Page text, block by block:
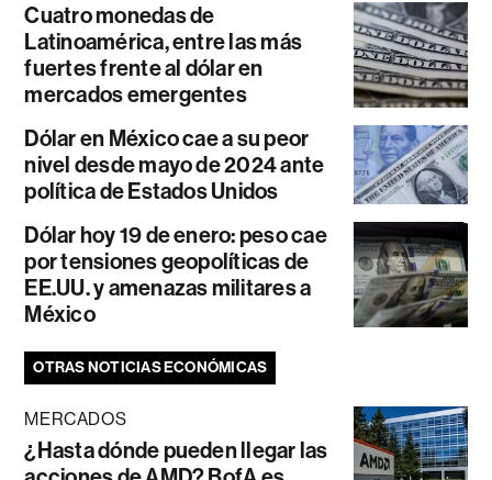
Cuatro monedas de
Latinoamérica, entre las más
fuertes frente al dólar en
mercados emergentes
Dólar en México cae a su peor
nivel desde mayo de 2024 ante
política de Estados Unidos
Dólar hoy 19 de enero: peso cae
por tensiones geopolíticas de
EE.UU. y amenazas militares a
México
OTRAS NOTICIAS ECONÓMICAS
MERCADOS
¿Hasta dónde pueden llegar las